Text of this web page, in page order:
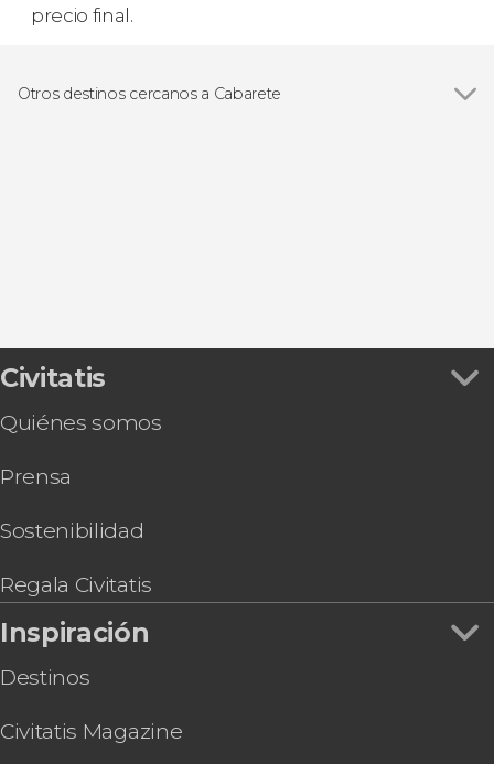
precio final.
Otros destinos cercanos a Cabarete
Civitatis
Quiénes somos
Prensa
Sostenibilidad
Regala Civitatis
Inspiración
Destinos
Civitatis Magazine